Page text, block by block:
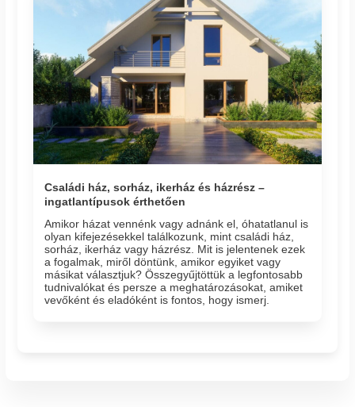
Családi ház, sorház, ikerház és házrész –
ingatlantípusok érthetően
Amikor házat vennénk vagy adnánk el, óhatatlanul is
olyan kifejezésekkel találkozunk, mint családi ház,
sorház, ikerház vagy házrész. Mit is jelentenek ezek
a fogalmak, miről döntünk, amikor egyiket vagy
másikat választjuk? Összegyűjtöttük a legfontosabb
tudnivalókat és persze a meghatározásokat, amiket
vevőként és eladóként is fontos, hogy ismerj.